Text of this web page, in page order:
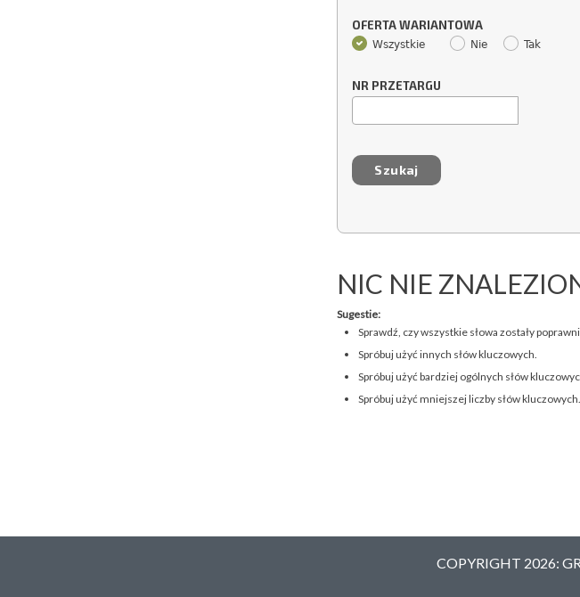
OFERTA WARIANTOWA
Wszystkie Nie Tak
NR PRZETARGU
NIC NIE
Sugestie:
Sprawdź, czy wszystkie słowa zostały
Spróbuj użyć innych słów kluczowych.
Spróbuj użyć bardziej ogólnych słów
Spróbuj użyć mniejszej liczby słów kluczowych.
COPYRIGHT 2026: